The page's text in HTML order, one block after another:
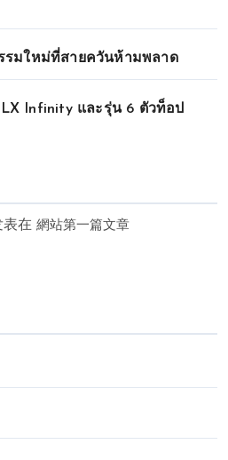
รมใหม่ที่สายควันห้ามพลาด
Infinity และรุ่น 6 ตัวท็อป
表在 網站第一篇文章